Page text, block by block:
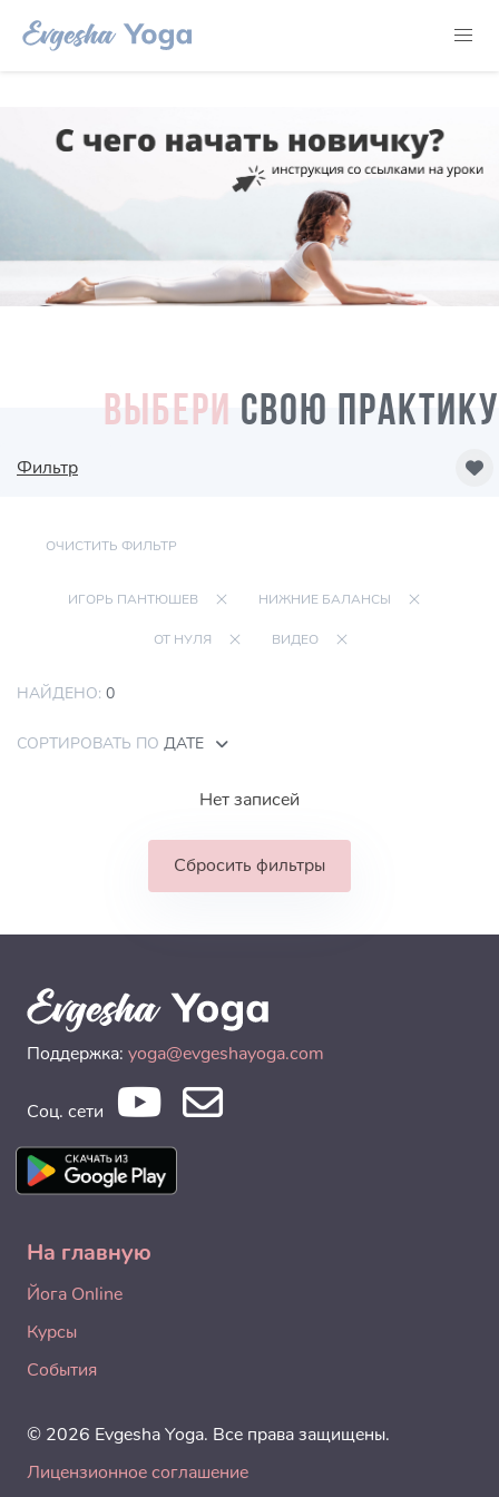
ВЫБЕРИ СВОЮ ПРАКТИКУ
Фильтр
ОЧИСТИТЬ ФИЛЬТР
ИГОРЬ ПАНТЮШЕВ НИЖНИЕ БАЛАНСЫ
ОТ НУЛЯ ВИДЕО
НАЙДЕНО: 0
СОРТИРОВАТЬ ПО ДАТЕ
Нет записей
Сбросить фильтры
Поддержка: yoga@evgeshayoga.com
Соц. сети
На главную
Йога Online
Курсы
События
© 2026 Evgesha Yoga. Все права защищены.
Лицензионное соглашение